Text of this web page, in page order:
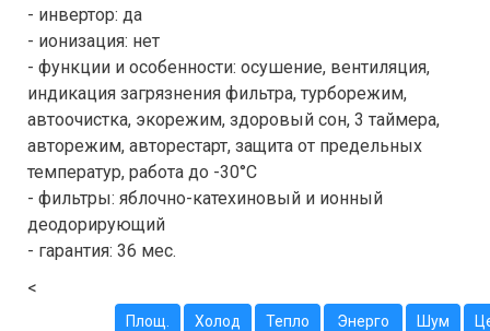
- инвертор: да
- ионизация: нет
- функции и особенности: осушение, вентиляция,
индикация загрязнения фильтра, турборежим,
автоочистка, экорежим, здоровый сон, 3 таймера,
авторежим, авторестарт, защита от предельных
температур, работа до -30°С
- фильтры: яблочно-катехиновый и ионный
деодорирующий
- гарантия: 36 мес.
<
Площ.
Холод
Тепло
Энерго
Шум